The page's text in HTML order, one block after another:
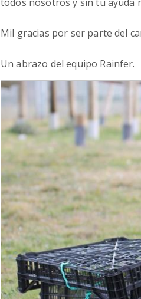
Mil gracias por ser parte del
Un abrazo del equipo Rainfer.